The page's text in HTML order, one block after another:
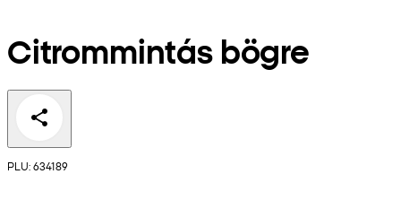
Citrommintás bögre
PLU: 634189